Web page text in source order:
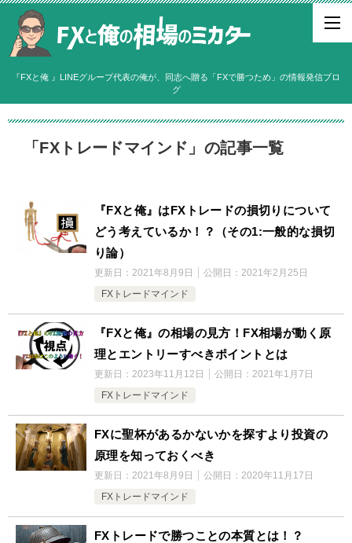
『FXと俺 』LINEグループ代表の俺が、同志へ贈る「FXで勝つため」の情報発信ブロ
グ
「FXトレードマインド」の記事一覧
『FXと俺』はFXトレードの損切りについて
どう考えているか！？（その1:一般的な損切
り論）
更新日： 2021年8月9日 公開日： 2021年2月25日
FXトレードマインド
『FXと俺』の相場の見方！FX相場が動く原
理とエントリーすべきポイントとは
更新日： 2023年11月12日 公開日： 2021年1月7日
FXトレードマインド
FXに聖杯があるかないかを探すより投資の
原理を知っておくべき
更新日： 2021年8月9日 公開日： 2020年11月17日
FXトレードマインド
FXトレードで勝つことの本質とは！？